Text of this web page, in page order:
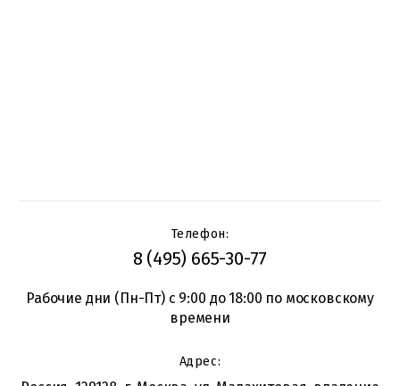
Телефон:
8 (495) 665-30-77
Рабочие дни (Пн-Пт) с 9:00 до 18:00 по московскому
времени
Адрес: